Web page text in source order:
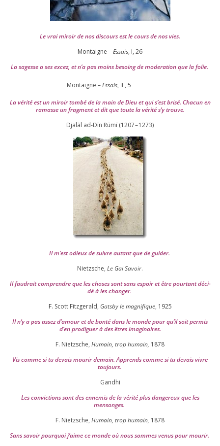
Le vrai miroir de nos dis­cours est le cours de nos vies.
Montaigne –Essais, I, 26
La sagesse a ses excez, et n’a pas moins besoing de mode­ra­tion que la folie.
Montaigne –Essais, III, 5
La véri­té est un miroir tom­bé de la main de Dieu et qui s’est bri­sé. Chacun en
ramasse un frag­ment et dit que toute la véri­té s’y trouve.
Djalāl ad-Dīn Rūmī (1207–1273)
Il m’est odieux de suivre autant que de gui­der.
Nietzsche, Le Gai Savoir.
Il fau­drait com­prendre que les choses sont sans espoir et être pour­tant déci­
dé à les chan­ger.
F. Scott Fitzgerald, Gatsby le magni­fique, 1925
Il n’y a pas assez d’a­mour et de bon­té dans le monde pour qu’il soit per­mis
d’en pro­di­guer à des êtres imaginaires.
F. Nietzsche, Humain, trop humain, 1878
Vis comme si tu devais mou­rir demain. Apprends comme si tu devais vivre
toujours.
Gandhi
Les convic­tions sont des enne­mis de la véri­té plus dan­ge­reux que les
mensonges.
F. Nietzsche, Humain, trop humain, 1878
Sans savoir pour­quoi j’aime ce monde où nous sommes venus pour mourir.